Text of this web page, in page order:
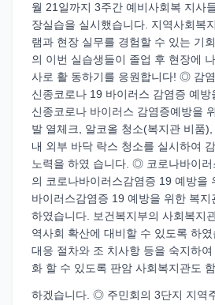
월 21일까지 3주간 예비사회복 지사
장실습을 실시했습니다. 지역사회복
램과 현장 실무를 경험할 수 있는 기
의 이번 실습생들이 졸업 후 현장에
사로 활 동하기를 응원합니다! ◎ 감
신종코로나 19 바이러스 감염증 예방
신종코로나 바이러스 감염증예방을
발 열체크, 알코올 청소(복지관 비품
내 외부 바닥 락스 청소를 실시하여
노력을 하였 습니다. ◎ 코로나바이
의 코로나바이러스감염증 19 예방을
바이러스감염증 19 예방을 위한 복지
하였습니다. 보건복지부의 사회복지
역사회 확산에 대비할 수 있도록 하
대응 절차와 조 치사항 등을 숙지하
화 할 수 있도록 판암 사회복지관도
하겠습니다. ◎ 주민회의 3단지 지역